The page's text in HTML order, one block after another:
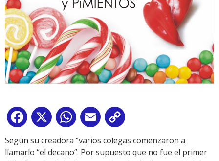
Facebook
X WhatsApp
Email
Link
Según su creadora “varios colegas comenzaron a
llamarlo “el decano”. Por supuesto que no fue el primer